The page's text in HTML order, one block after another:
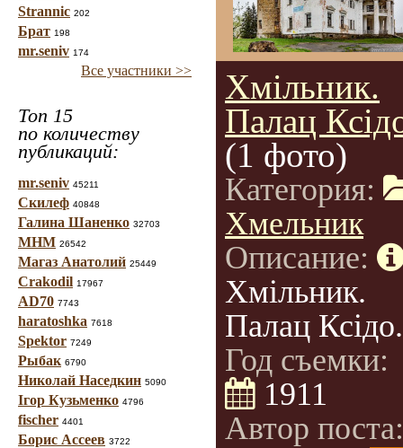
Strannic 202
Брат 198
mr.seniv 174
Все участники >>
Топ 15
по количеству
публикаций:
mr.seniv 45211
Скилеф 40848
Галина Шаненко 32703
МНМ 26542
Магаз Анатолий 25449
Crakodil 17967
AD70 7743
haratoshka 7618
Spektor 7249
Рыбак 6790
Николай Наседкин 5090
Ігор Кузьменко 4796
fischer 4401
Борис Ассеев 3722
Хмільник.
Палац
(1 фото)
Категория:
Хмельник
Описание:
Хмільник.
Палац Ксідо.
Год съемки:
1911
Автор поста: